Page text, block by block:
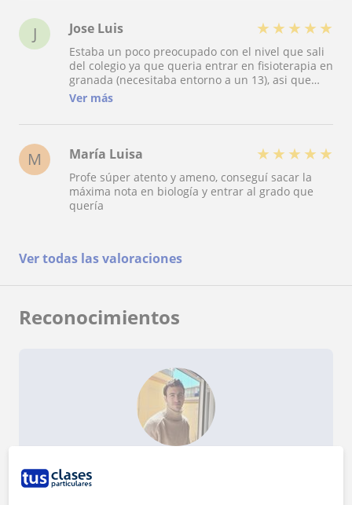
J Jose Luis ★ ★ ★ ★ ★
Estaba un poco preocupado con el nivel que sali
del colegio ya que queria entrar en fisioterapia en
granada (necesitaba entorno a un 13), asi que
estuve preparandome con Kike. La mejor decision
Ver más
M María Luisa ★ ★ ★ ★ ★
Profe súper atento y ameno, conseguí sacar la
máxima nota en biología y entrar al grado que
quería
Ver todas las valoraciones
Reconocimientos